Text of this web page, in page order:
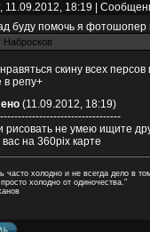
11.09.2012, 18:19 |
буду помочь я фотошопер
скину всех
в репу+
(11.09.2012, 18:19)
рисовать не умею ищите
на 360pix карте
часто холодно и не всегда дело в
холодно от одиночества."